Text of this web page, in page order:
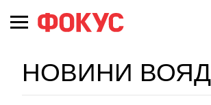
НОВИНИ